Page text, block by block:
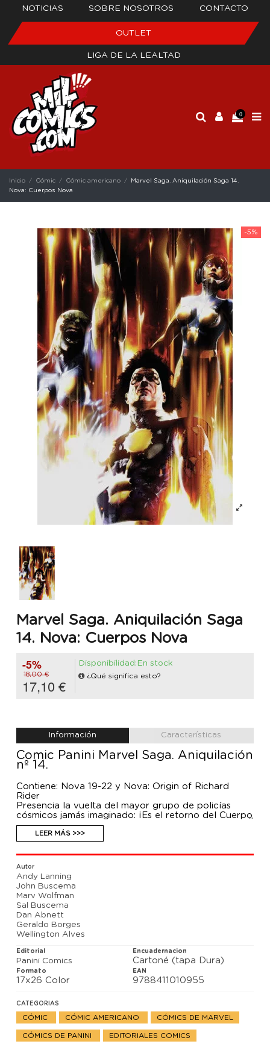
NOTICIAS SOBRE NOSOTROS CONTACTO
OUTLET
LIGA DE LA LEALTAD
0
Inicio Cómic Cómic americano
Marvel Saga. Aniquilación Saga 14.
Nova: Cuerpos Nova
-5%
Marvel Saga. Aniquilación Saga
14. Nova: Cuerpos Nova
-5%
18,00 €
17,10 €
Disponibilidad:En stock
¿Qué significa esto?
Información Características
Comic Panini Marvel Saga. Aniquilación
nº 14.
Contiene: Nova 19-22 y Nova: Origin of Richard
Rider
Presencia la vuelta del mayor grupo de policías
cósmicos jamás imaginado: ¡Es el retorno del Cuerpo
Nova! ¿Qué será ahora de Richard Rider? ¿Cuál será
el futuro del Cohete Humano y sus nuevos
compañeros? Los fans de la Marvel más cósmica no
querrán perderse el siguiente capítulo de la serie de
la que todos están hablando. Además, descubre
cómo empezó todo en la saga de Nova.
LEER MÁS >>>
Autor
Andy Lanning
John Buscema
Marv Wolfman
Sal Buscema
Dan Abnett
Geraldo Borges
Wellington Alves
Editorial
Panini Comics
Encuadernacion
Cartoné (tapa Dura)
Formato
17x26 Color
EAN
9788411010955
CATEGORIAS
CÓMIC CÓMIC AMERICANO CÓMICS DE MARVEL
CÓMICS DE PANINI EDITORIALES COMICS